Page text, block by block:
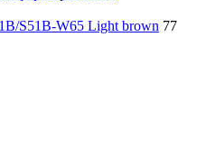
S51B-W65 Light brown 77